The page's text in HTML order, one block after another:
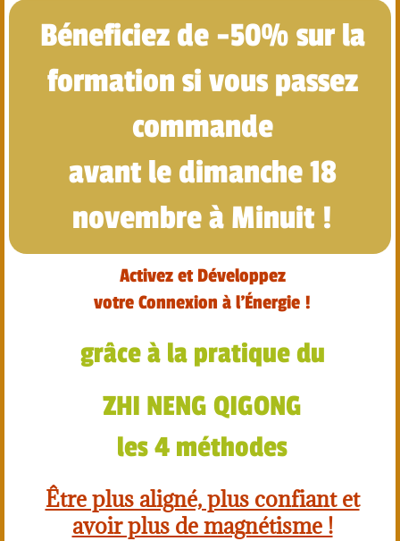
Béneficiez de -50% sur la
formation si vous passez
commande
avant le dimanche 18
novembre à Minuit !
Activez et Développez
votre Connexion à l'Énergie !
grâce à la pratique du
ZHI NENG QIGONG
les 4 méthodes
Être plus aligné, plus confiant et
avoir plus de magnétisme !